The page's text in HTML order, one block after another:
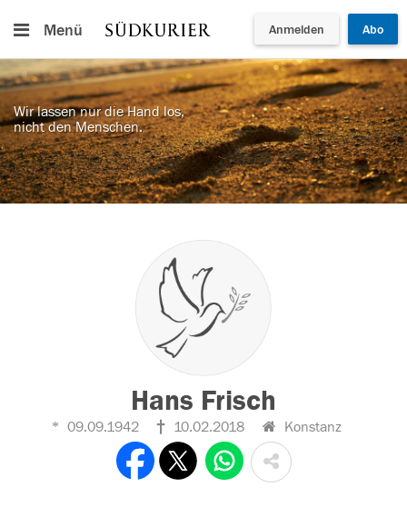
Menü Anmelden Abo
Wir lassen nur die Hand los,
nicht den Menschen.
Hans Frisch
09.09.1942 10.02.2018 Konstanz